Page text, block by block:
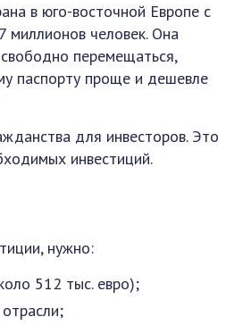
в юго-восточной Европе с
миллионов человек. Она
перемещаться,
паспорту проще и дешевле
для инвесторов. Это
инвестиций.
нужно:
512 тыс. евро);